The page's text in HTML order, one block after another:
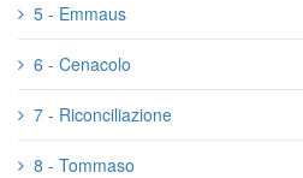
5 - Emmaus
6 - Cenacolo
7 - Riconciliazione
8 - Tommaso